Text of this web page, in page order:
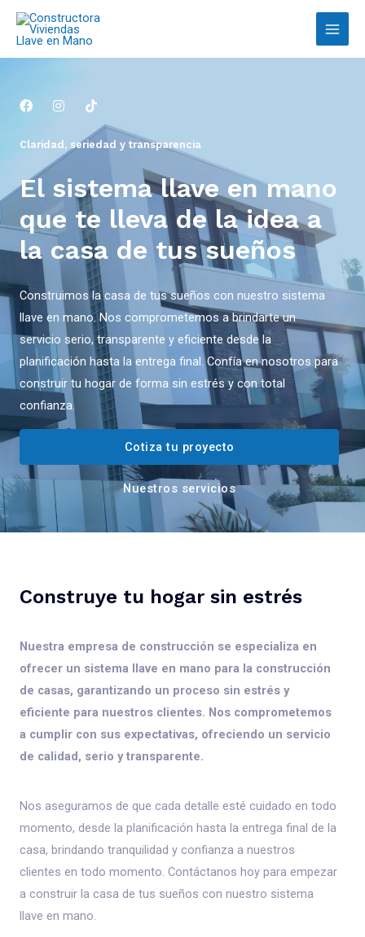
Claridad, seriedad y transparencia
El sistema llave en mano
que te lleva de la idea a
la casa de tus sueños
Construimos la casa de tus sueños con nuestro sistema
llave en mano. Nos comprometemos a brindarte un
servicio serio, transparente y eficiente desde la
planificación hasta la entrega final. Confía en nosotros para
construir tu hogar de forma sin estrés y con total
confianza.
Cotiza tu proyecto
Nuestros servicios
Construye tu hogar sin estrés
Nuestra empresa de construcción se especializa en
ofrecer un sistema llave en mano para la construcción
de casas, garantizando un proceso sin estrés y
eficiente para nuestros clientes. Nos comprometemos
a cumplir con sus expectativas, ofreciendo un servicio
de calidad, serio y transparente.
Nos aseguramos de que cada detalle esté cuidado en todo
momento, desde la planificación hasta la entrega final de la
casa, brindando tranquilidad y confianza a nuestros
clientes en todo momento. Contáctanos hoy para empezar
a construir la casa de tus sueños con nuestro sistema
llave en mano.